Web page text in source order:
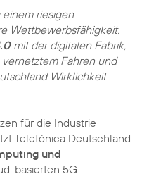
einem riesigen
Wettbewerbsfähigkeit.
mit der digitalen Fabrik,
Fahren und
Wirklichkeit
für die Industrie
Telefónica Deutschland
und
basierten 5G-